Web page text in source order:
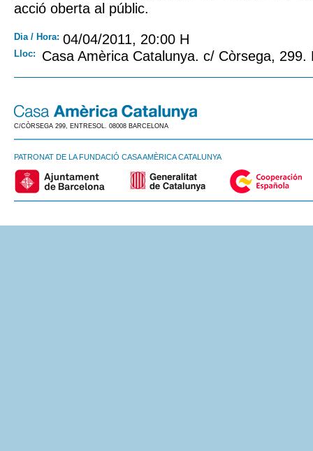
acció oberta al públic.
Dia / Hora: 04/04/2011, 20:00 H
Lloc: Casa Amèrica Catalunya. c/ Còrsega, 299.
C/CÒRSEGA 299, ENTRESOL. 08008 BARCELONA
PATRONAT DE LA FUNDACIÓ CASA AMÈRICA CATALUNYA